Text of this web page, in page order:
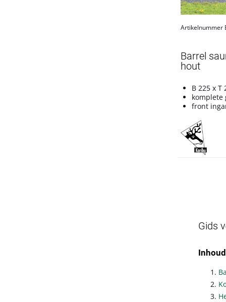
Artikelnummer
Barrel
hout
B 225 x T
komplete
front
Gids